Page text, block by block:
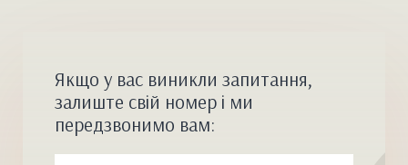
Якщо у вас виникли запитання,
залиште свій номер і ми
передзвонимо вам: